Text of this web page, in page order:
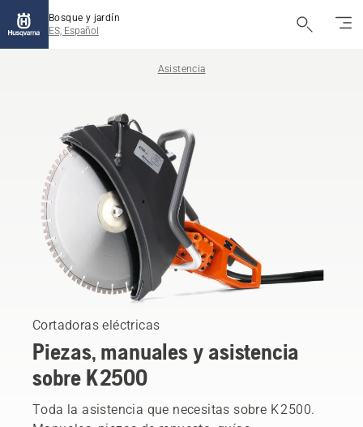
Bosque y jardín
ES, Español
Asistencia
Cortadoras eléctricas
Piezas, manuales y asistencia
sobre K 2500
Toda la asistencia que necesitas sobre K 2500.